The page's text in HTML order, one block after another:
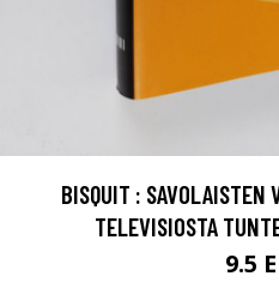
BISQUIT : SAVOLAISTEN
TELEVISIOSTA
9.5